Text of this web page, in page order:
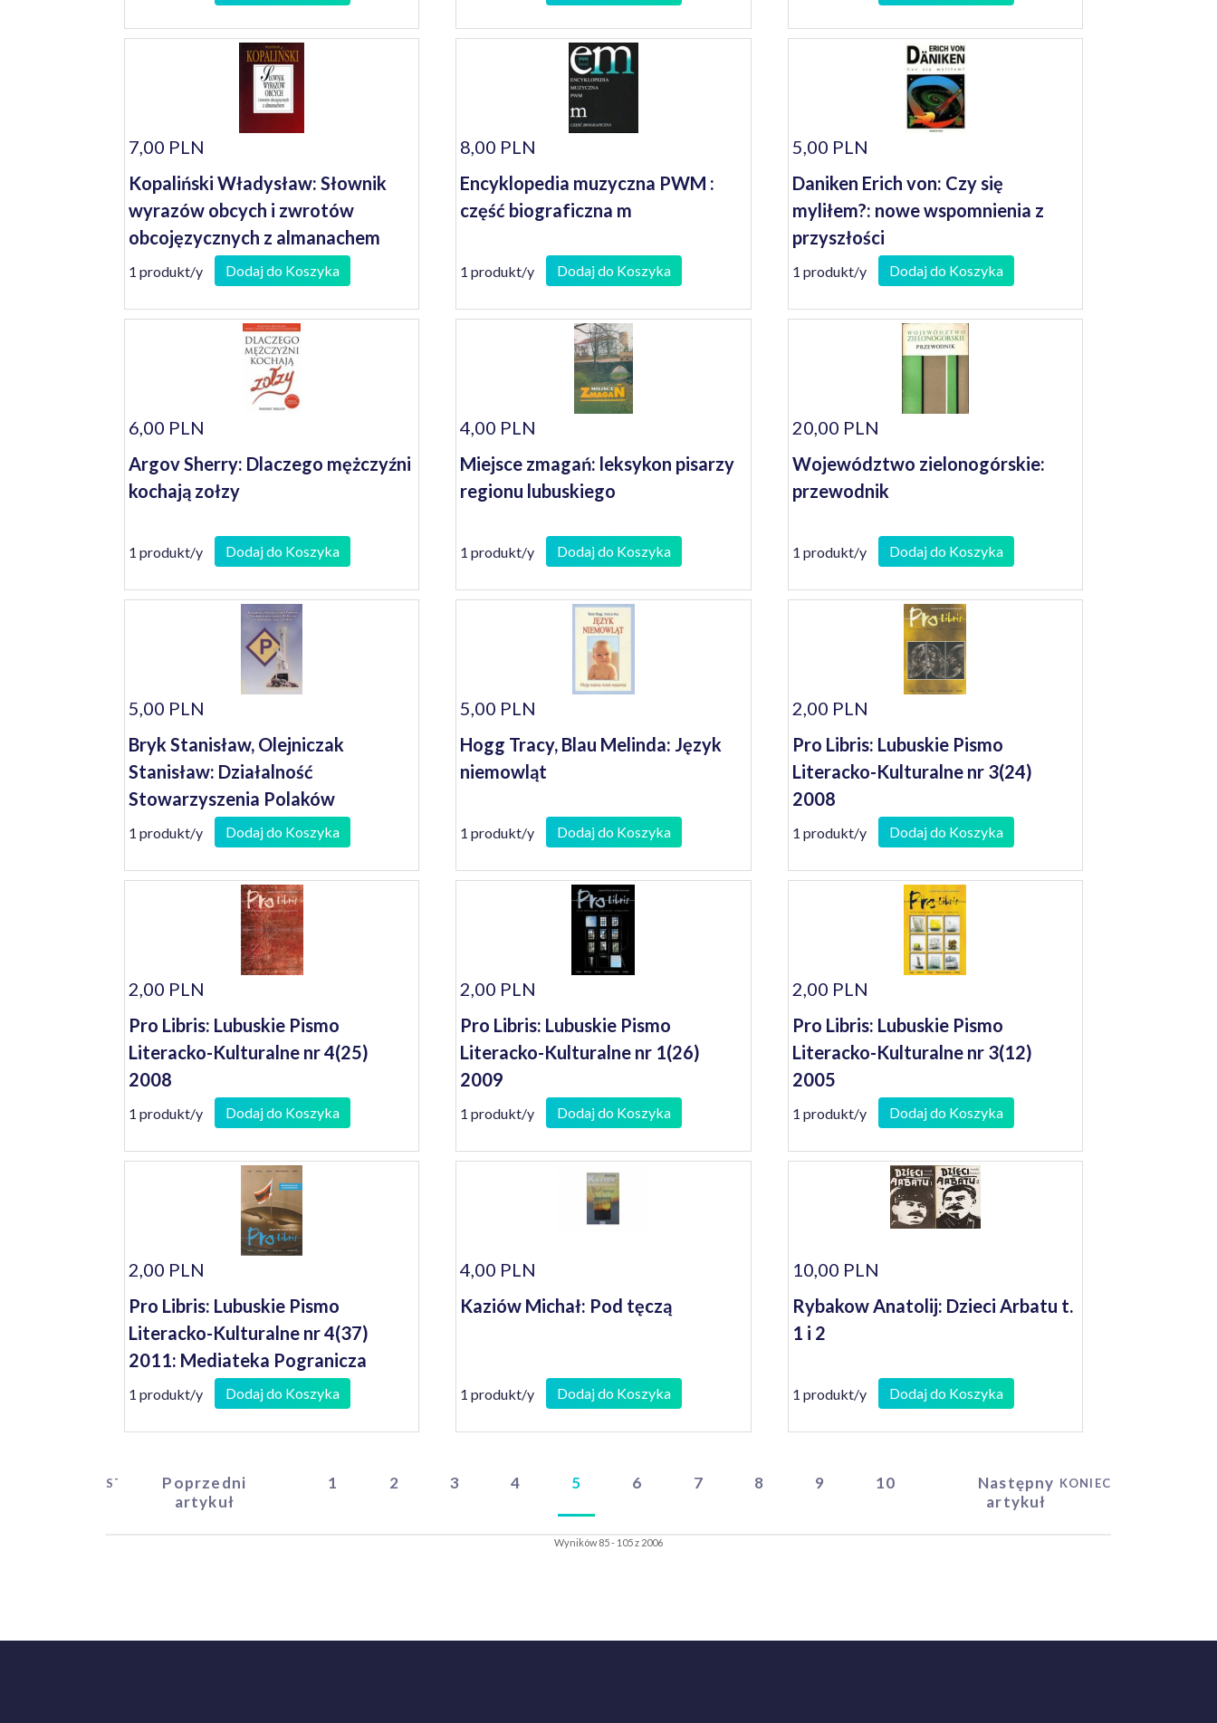
7,00 PLN
Kopaliński Władysław: Słownik
wyrazów obcych i zwrotów
obcojęzycznych z almanachem
1 produkt/y Dodaj do Koszyka
8,00 PLN
Encyklopedia muzyczna PWM :
część biograficzna m
1 produkt/y Dodaj do Koszyka
5,00 PLN
Daniken Erich von: Czy się
myliłem?: nowe wspomnienia z
przyszłości
1 produkt/y Dodaj do Koszyka
6,00 PLN
Argov Sherry: Dlaczego mężczyźni
kochają zołzy
1 produkt/y Dodaj do Koszyka
4,00 PLN
Miejsce zmagań: leksykon pisarzy
regionu lubuskiego
1 produkt/y Dodaj do Koszyka
20,00 PLN
Województwo zielonogórskie:
przewodnik
1 produkt/y Dodaj do Koszyka
5,00 PLN
Bryk Stanisław, Olejniczak
Stanisław: Działalność
Stowarzyszenia Polaków
Poszkodowanych przez III Rzeszę i
wspomnienia jego członków
1 produkt/y Dodaj do Koszyka
5,00 PLN
Hogg Tracy, Blau Melinda: Język
niemowląt
1 produkt/y Dodaj do Koszyka
2,00 PLN
Pro Libris: Lubuskie Pismo
Literacko-Kulturalne nr 3(24)
2008
1 produkt/y Dodaj do Koszyka
2,00 PLN
Pro Libris: Lubuskie Pismo
Literacko-Kulturalne nr 4(25)
2008
1 produkt/y Dodaj do Koszyka
2,00 PLN
Pro Libris: Lubuskie Pismo
Literacko-Kulturalne nr 1(26)
2009
1 produkt/y Dodaj do Koszyka
2,00 PLN
Pro Libris: Lubuskie Pismo
Literacko-Kulturalne nr 3(12)
2005
1 produkt/y Dodaj do Koszyka
2,00 PLN
Pro Libris: Lubuskie Pismo
Literacko-Kulturalne nr 4(37)
2011: Mediateka Pogranicza
1 produkt/y Dodaj do Koszyka
4,00 PLN
Kaziów Michał: Pod tęczą
1 produkt/y Dodaj do Koszyka
10,00 PLN
Rybakow Anatolij: Dzieci Arbatu t.
1 i 2
1 produkt/y Dodaj do Koszyka
START
Poprzedni
artykuł
1 2 3 4 5 6 7 8 9 10
Następny
artykuł
KONIEC
Wyników 85 - 105 z 2006